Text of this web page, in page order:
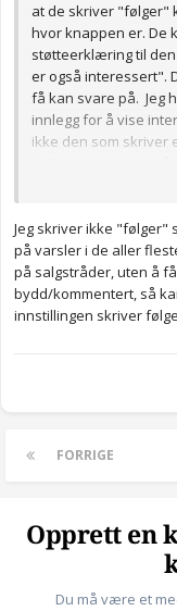
at de skriver "følger"
hvor knappen er. De
støtteerklæring til
er også interessert".
få kan svare på. Jeg
innlegg for å vise
ikke den som skriver
Jeg skriver ikke "følger"
på varsler i de aller
på salgstråder, uten å
bydd/kommentert, så
innstillingen skriver
FORRIGE
Opprett en
Du må være et